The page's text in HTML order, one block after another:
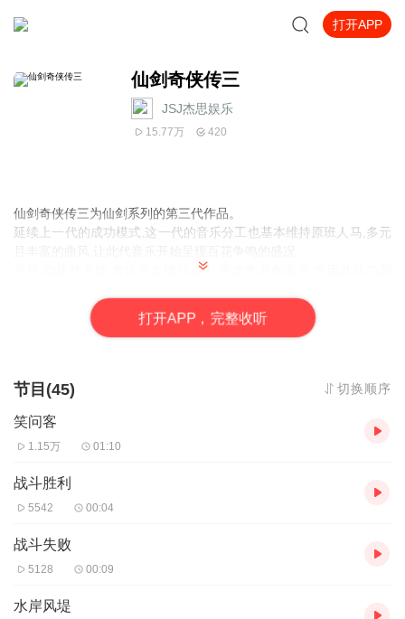
打开APP
仙剑奇侠传三
JSJ杰思娱乐
15.77万 420
仙剑奇侠传三为仙剑系列的第三代作品。
延续上一代的成功模式,这一代的音乐分工也基本维持原班人马,多元
另外,自此代开始,音乐完全摆脱过去,完全为原创曲子,也因此成功塑
满堂”,和热血奔放的战斗音乐”仗剑”等等。
打开APP，完整收听
节目(45) 切换顺序
笑问客
1.15万 01:10
战斗胜利
5542 00:04
战斗失败
5128 00:09
水岸风堤